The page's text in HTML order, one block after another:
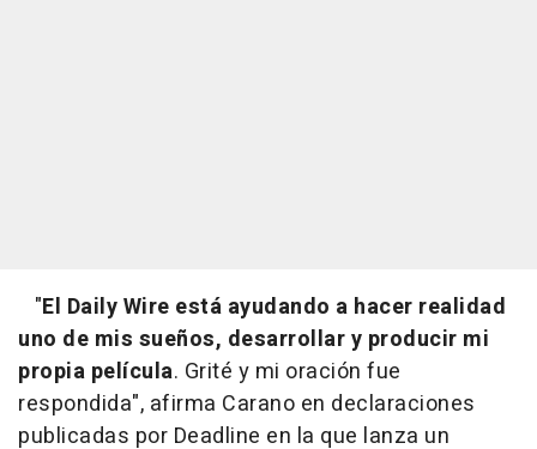
"El Daily Wire está ayudando a hacer realidad
uno de mis sueños, desarrollar y producir mi
propia película. Grité y mi oración fue
respondida", afirma Carano en declaraciones
publicadas por Deadline en la que lanza un